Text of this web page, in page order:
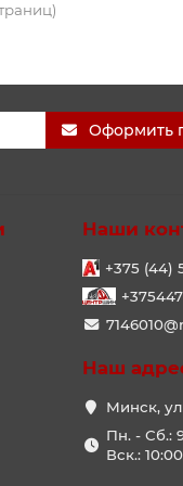
Оформить
Наши
+375 (44)
Наш
Минск,
Пн. - Сб.:
Вск.: